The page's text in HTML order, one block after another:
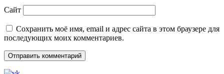
Сайт
Сохранить моё имя, email и адрес сайта в этом браузере для
последующих моих комментариев.